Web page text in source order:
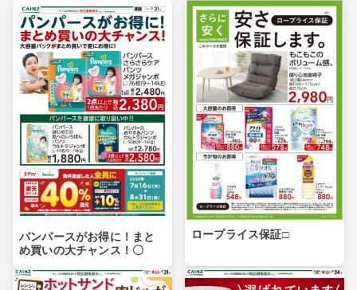
パンパースがお得に！まと
め買いの大チャンス！〇
ロープライス保証□